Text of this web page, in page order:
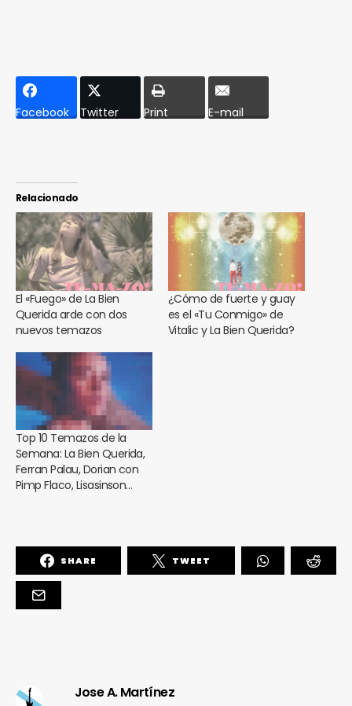
Facebook Twitter Print E-mail
Relacionado
El «Fuego» de La Bien
Querida arde con dos
nuevos temazos
¿Cómo de fuerte y guay
es el «Tu Conmigo» de
Vitalic y La Bien Querida?
Top 10 Temazos de la
Semana: La Bien Querida,
Ferran Palau, Dorian con
Pimp Flaco, Lisasinson…
SHARE TWEET
Jose A. Martínez